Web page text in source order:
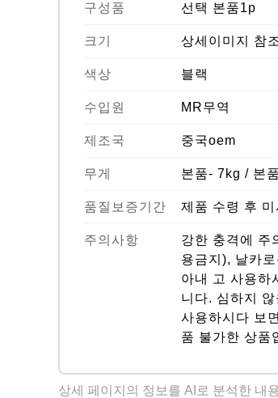
구성품 선택 본품1p
크기 상세이미지 참
색상 블랙
수입원 MR무역
제조국 중국oem
무게 본품- 7kg / 본
품질보증기간 제품 수령 후
주의사항
강한 충격에 주
용금지), 날카
아내 고 사용하
니다. 심하지
사용하시다 보
품 불가한 상품
상세 페이지의 정보를 AI로 분석한 내